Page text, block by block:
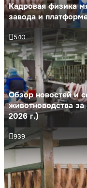
Кадровая физика
завода и
Обзор новостей и
животноводства
2026 г.)
540
939